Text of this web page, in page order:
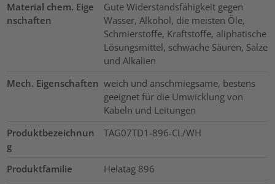
Material chem. Eige
nschaften
Gute Widerstandsfähigkeit gegen
Wasser, Alkohol, die meisten Öle,
Schmierstoffe, Kraftstoffe, aliphatische
Lösungsmittel, schwache Säuren, Salze
und Alkalien
Mech. Eigenschaften weich und anschmiegsame, bestens
geeignet für die Umwicklung von
Kabeln und Leitungen
Produktbezeichnun
g
TAG07TD1-896-CL/WH
Produktfamilie Helatag 896